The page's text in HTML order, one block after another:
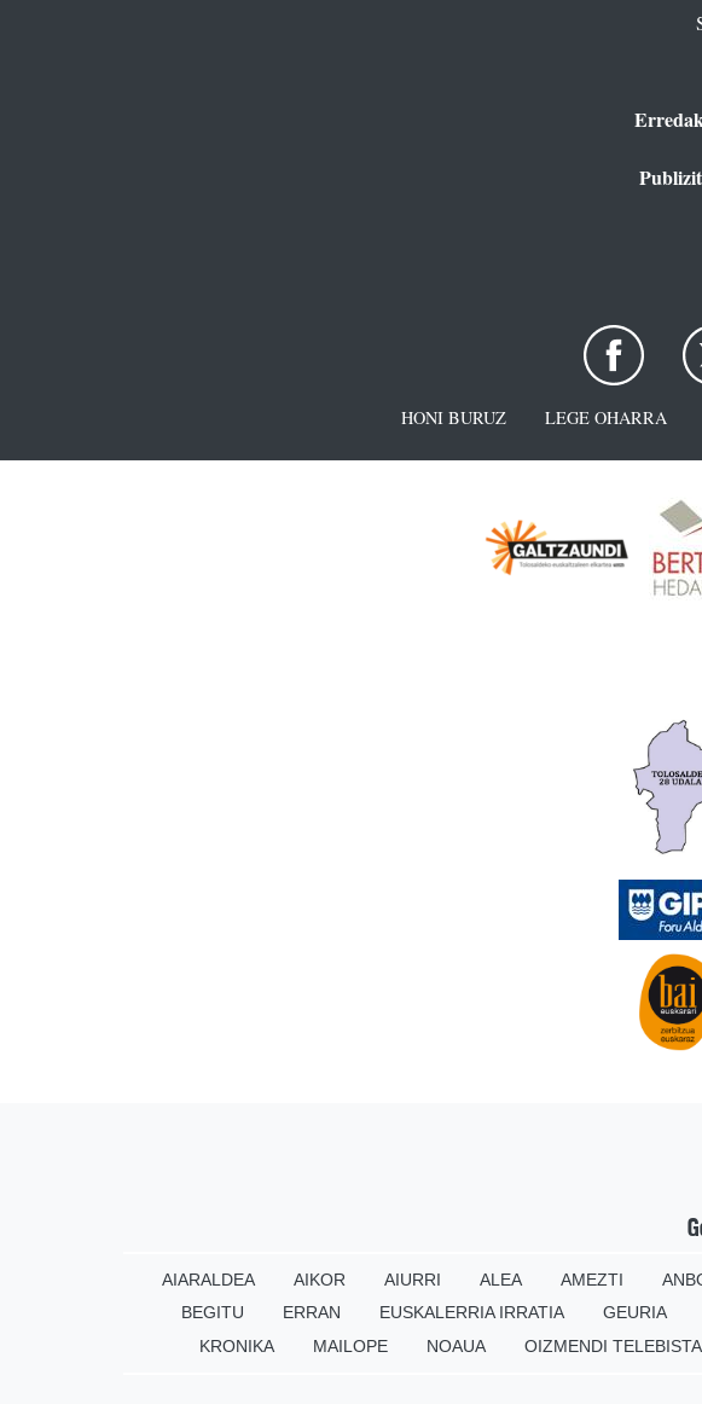
HONI BURUZ LEGE OHARRA
AIARALDEA AIKOR AIURRI ALEA AMEZTI
BEGITU
ERRAN EUSKALERRIA IRRATIA GEURIA
KRONIKA
MAILOPE NOAUA OIZMENDI TELEBISTA